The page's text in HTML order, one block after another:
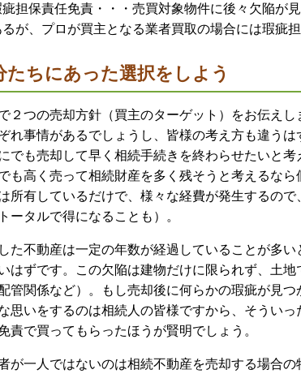
疵担保責任免責・・・売買対象物件に後々欠陥が
るが、プロが買主となる業者買取の場合には瑕疵
たちにあった選択をしよう
で２つの売却方針（買主のターゲット）をお伝え
れ事情があるでしょうし、皆様の考え方も違うは
でも売却して早く相続手続きを終わらせたいと
も高く売って相続財産を多く残そうと考えるな
所有しているだけで、様々な経費が発生するの
ータルで得になることも）。
た不動産は一定の年数が経過していることが多
はずです。この欠陥は建物だけに限られず、土
管関係など）。もし売却後に何らかの瑕疵が見
思いをするのは相続人の皆様ですから、そうい
責で買ってもらったほうが賢明でしょう。
が一人ではないのは相続不動産を売却する場合